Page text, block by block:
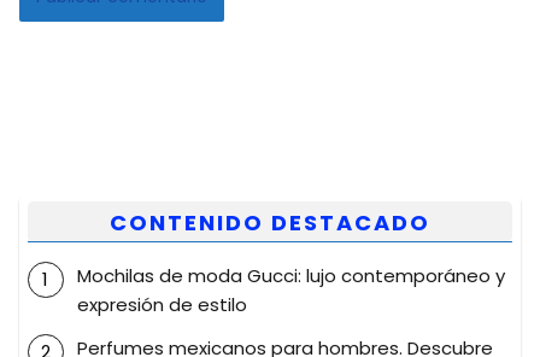
CONTENIDO DESTACADO
Mochilas de moda Gucci: lujo contemporáneo y
expresión de estilo
Perfumes mexicanos para hombres. Descubre